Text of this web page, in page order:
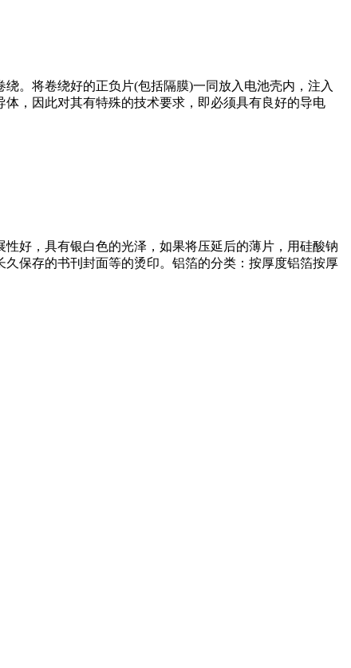
。将卷绕好的正负片(包括隔膜)一同放入电池壳内，注入
，因此对其有特殊的技术要求，即必须具有良好的导电
好，具有银白色的光泽，如果将压延后的薄片，用硅酸钠
保存的书刊封面等的烫印。铝箔的分类：按厚度铝箔按厚